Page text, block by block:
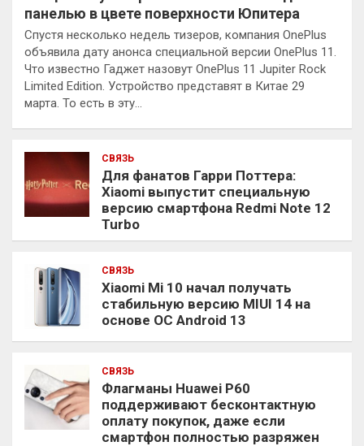
панелью в цвете поверхности Юпитера
Спустя несколько недель тизеров, компания OnePlus
объявила дату анонса специальной версии OnePlus 11.
Что известно Гаджет назовут OnePlus 11 Jupiter Rock
Limited Edition. Устройство представят в Китае 29
марта. То есть в эту…
СВЯЗЬ
Для фанатов Гарри Поттера:
Xiaomi выпустит специальную
версию смартфона Redmi Note 12
Turbo
СВЯЗЬ
Xiaomi Mi 10 начал получать
стабильную версию MIUI 14 на
основе ОС Android 13
СВЯЗЬ
Флагманы Huawei P60
поддерживают бесконтактную
оплату покупок, даже если
смартфон полностью разряжен